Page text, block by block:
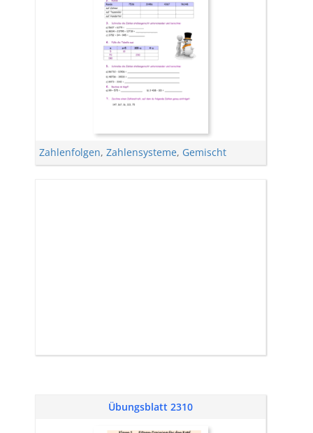
Zahlenfolgen, Zahlensysteme, Gemischt
Übungsblatt 2310